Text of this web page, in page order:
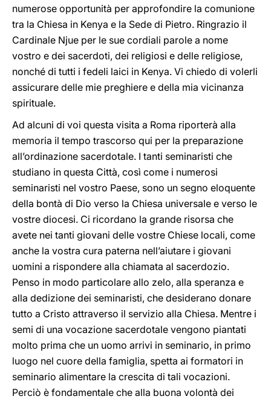
numerose opportunità per approfondire la comunione
tra la Chiesa in Kenya e la Sede di Pietro. Ringrazio il
Cardinale Njue per le sue cordiali parole a nome
vostro e dei sacerdoti, dei religiosi e delle religiose,
nonché di tutti i fedeli laici in Kenya. Vi chiedo di volerli
assicurare delle mie preghiere e della mia vicinanza
spirituale.
Ad alcuni di voi questa visita a Roma riporterà alla
memoria il tempo trascorso qui per la preparazione
all’ordinazione sacerdotale. I tanti seminaristi che
studiano in questa Città, così come i numerosi
seminaristi nel vostro Paese, sono un segno eloquente
della bontà di Dio verso la Chiesa universale e verso le
vostre diocesi. Ci ricordano la grande risorsa che
avete nei tanti giovani delle vostre Chiese locali, come
anche la vostra cura paterna nell’aiutare i giovani
uomini a rispondere alla chiamata al sacerdozio.
Penso in modo particolare allo zelo, alla speranza e
alla dedizione dei seminaristi, che desiderano donare
tutto a Cristo attraverso il servizio alla Chiesa. Mentre i
semi di una vocazione sacerdotale vengono piantati
molto prima che un uomo arrivi in seminario, in primo
luogo nel cuore della famiglia, spetta ai formatori in
seminario alimentare la crescita di tali vocazioni.
Perciò è fondamentale che alla buona volontà dei